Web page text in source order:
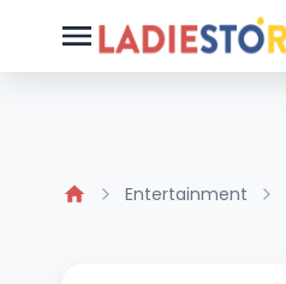
Entertainment